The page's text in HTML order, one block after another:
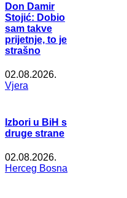
Don Damir
Stojić: Dobio
sam takve
prijetnje, to je
strašno
02.08.2026.
Vjera
Izbori u BiH s
druge strane
02.08.2026.
Herceg Bosna